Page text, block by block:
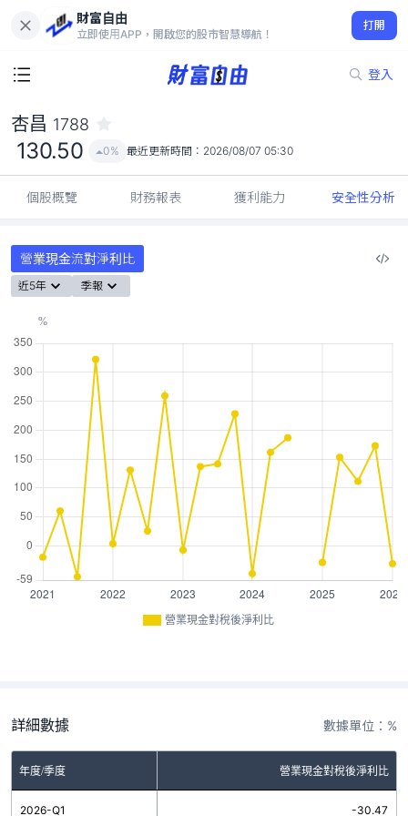
財富自由
立即使用APP，開啟您的股市智慧導航！
打開
登入
130.50
0%
杏昌 1788
130.50 0% 最近更新時間： 2026/08/07 05:30
個股概覽 財務報表 獲利能力 安全性分析
營業現金流對淨利比
近5年 季報
營業現金對稅後淨利比
詳細數據 數據單位：%
年度/季度 營業現金對稅後淨利比
2026-Q1 -30.47